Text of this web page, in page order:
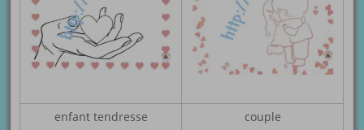
enfant tendresse couple